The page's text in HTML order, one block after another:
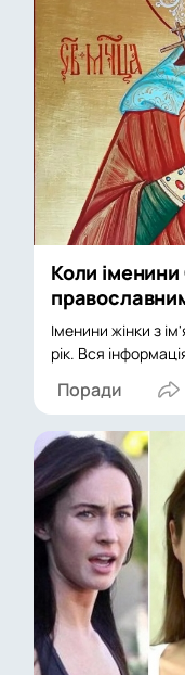
Коли
Іменини жінки з
рік. Вся
Поради